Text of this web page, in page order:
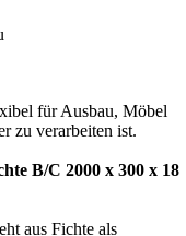
für Ausbau, Möbel
zu verarbeiten ist.
B/C 2000 x 300 x 18
aus Fichte als